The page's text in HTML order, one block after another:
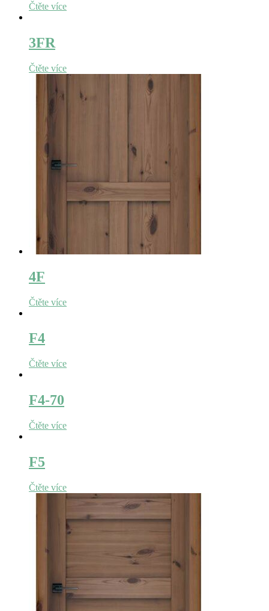
Čtěte více
3FR
Čtěte více
4F
Čtěte více
F4
Čtěte více
F4-70
Čtěte více
F5
Čtěte více